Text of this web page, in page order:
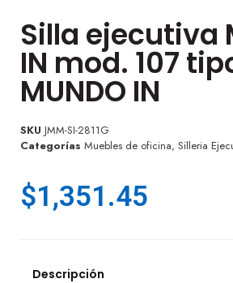
Silla ejecutiva
IN mod. 107
MUNDO IN
SKU JMM-SI-2811G
Categorías Muebles de oficina, Silleria
$1,351.45
Descripción